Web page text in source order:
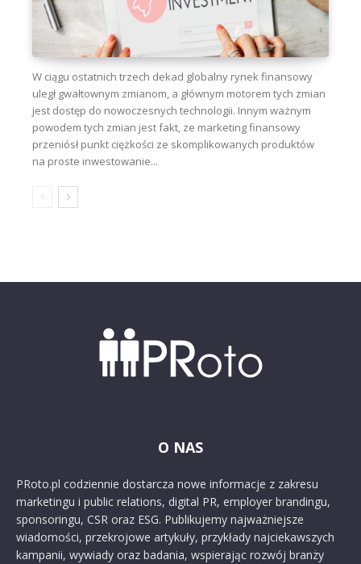
W ciągu ostatnich trzech dekad globalny rynek finansowy
uległ gwałtownym zmianom, a głównym motorem tych zmian
jest dostęp do nowoczesnych technologii. Innym ważnym
powodem tych zmian jest fakt, że marketing finansowy
przeniósł punkt ciężkości ze skomplikowanych produktów
na proste inwestowanie...
O NAS
PRoto.pl codziennie dostarcza nowe informacje z zakresu
marketingu i public relations, digital PR, employer brandingu,
sponsoringu, CSR oraz ESG. Publikujemy najważniejsze
wiadomości, przekrojowe artykuły, przykłady najciekawszych
kampanii, wywiady oraz badania, wspierając rozwój branży